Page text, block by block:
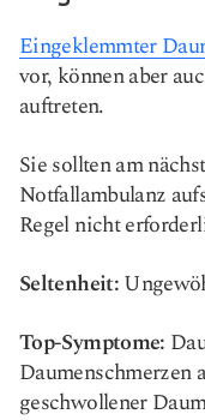
Eingeklemmter
vor, können aber
auftreten.
Sie sollten am
Notfallambulanz
Regel nicht
Seltenheit:
Top-Symptome:
Daumenschmerzen
geschwollener